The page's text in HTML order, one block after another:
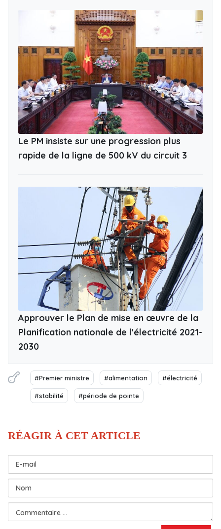
Le PM insiste sur une progression plus
rapide de la ligne de 500 kV du circuit 3
Approuver le Plan de mise en œuvre de la
Planification nationale de l'électricité 2021-
2030
#Premier ministre #alimentation #électricité
#stabilité #période de pointe